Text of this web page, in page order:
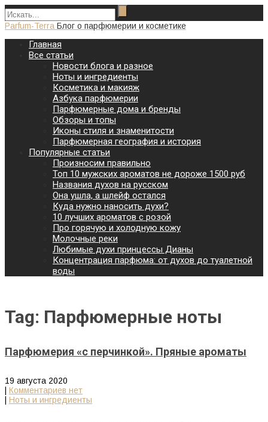
Parfum-Terra Блог о парфюмерии и косметике
Главная
Все статьи
Новости блога и разное
Ноты и ингредиенты
Косметика и макияж
Азбука парфюмерии
Парфюмерные дома и бренды
Обзоры и топы
Иконы стиля и знаменитости
Парфюмерная география и история
Популярные статьи
Произносим правильно
Топ 10 мужских ароматов не дороже 1500 руб
Названия духов на русском
Она ушла, а шлейф остался
Куда нужно наносить духи?
10 лучших ароматов с розой
Про горячую и холодную кожу
Молочные реки
Любимые духи принцессы Дианы
Концентрация парфюма: от духов до туалетной
воды
Tag: Парфюмерные ноты
Парфюмерия «с перчинкой». Пряные ароматы
19 августа 2020
Комментариев нет
Ноты и ингредиенты